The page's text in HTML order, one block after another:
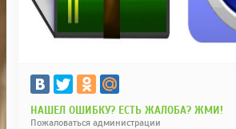
НАШЕЛ ОШИБКУ? ЕСТЬ ЖАЛОБА? ЖМИ!
Пожаловаться администрации